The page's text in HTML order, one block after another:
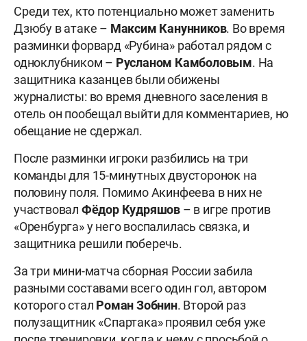
Среди тех, кто потенциально может заменить
Дзюбу в атаке – Максим Канунников. Во время
разминки форвард «Рубина» работал рядом с
одноклубником – Русланом Камболовым. На
защитника казанцев были обижены
журналисты: во время дневного заселения в
отель он пообещал выйти для комментариев, но
обещание не сдержал.
После разминки игроки разбились на три
команды для 15-минутных двусторонок на
половину поля. Помимо Акинфеева в них не
участвовал Фёдор Кудряшов – в игре против
«Оренбурга» у него воспалилась связка, и
защитника решили поберечь.
За три мини-матча сборная России забила
разными составами всего один гол, автором
которого стал РоманЗобнин. Второй раз
полузащитник «Спартака» проявил себя уже